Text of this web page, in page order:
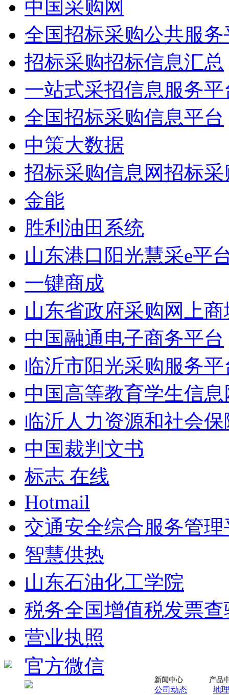
中国采购网
全国招标采购公共服务
招标采购招标信息汇总
一站式采招信息服务平
全国招标采购信息平台
中策大数据
招标采购信息网招标
金能
胜利油田系统
山东港口阳光慧采e平
一键商成
山东省政府采购网上商
中国融通电子商务平台
临沂市阳光采购服务平
中国高等教育学生信
临沂人力资源和社会保
中国裁判文书
标志 在线
Hotmail
交通安全综合服务管理
智慧供热
山东石油化工学院
税务全国增值税发票
营业执照
新闻中心 产品
公司动态
地
官方微信